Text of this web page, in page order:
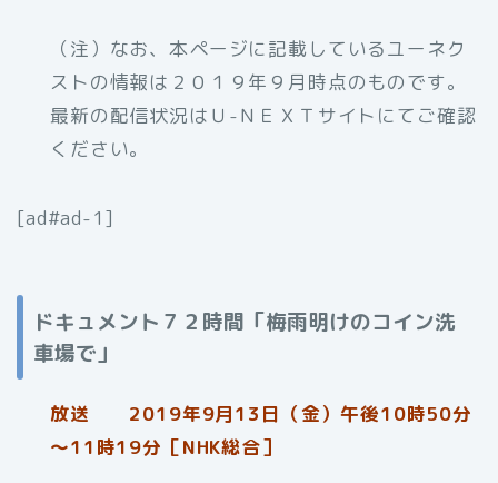
（注）なお、本ページに記載しているユーネク
ストの情報は２０１９年９月時点のものです。
最新の配信状況はＵ-ＮＥＸＴサイトにてご確認
ください。
[ad#ad-1]
ドキュメント７２時間「梅雨明けのコイン洗
車場で」
放送 2019年9月13日（金）午後10時50分
～11時19分［NHK総合］